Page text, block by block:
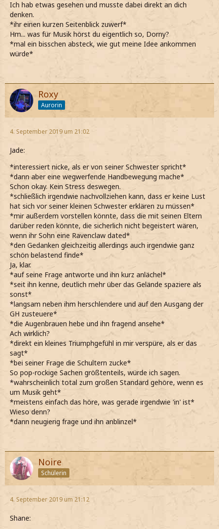
Ich hab etwas gesehen und musste dabei direkt an dich
denken.
*ihr einen kurzen Seitenblick zuwerf*
Hm... was für Musik hörst du eigentlich so, Dorny?
*mal ein bisschen absteck, wie gut meine Idee ankommen
würde*
Roxy
Aurorin
4. September 2019 um 21:02
Jade:
*interessiert nicke, als er von seiner Schwester spricht*
*dann aber eine wegwerfende Handbewegung mache*
Schon okay. Kein Stress deswegen.
*schließlich irgendwie nachvollziehen kann, dass er keine Lust
hat sich vor seiner kleinen Schwester erklären zu müssen*
*mir außerdem vorstellen könnte, dass die mit seinen Eltern
darüber reden könnte, die sicherlich nicht begeistert wären,
wenn ihr Sohn eine Ravenclaw dated*
*den Gedanken gleichzeitig allerdings auch irgendwie ganz
schön belastend finde*
Ja, klar.
*auf seine Frage antworte und ihn kurz anlächel*
*seit ihn kenne, deutlich mehr über das Gelände spaziere als
sonst*
*langsam neben ihm herschlendere und auf den Ausgang der
GH zusteuere*
*die Augenbrauen hebe und ihn fragend ansehe*
Ach wirklich?
*direkt ein kleines Triumphgefühl in mir verspüre, als er das
sagt*
*bei seiner Frage die Schultern zucke*
So pop-rockige Sachen größtenteils, würde ich sagen.
*wahrscheinlich total zum großen Standard gehöre, wenn es
um Musik geht*
*meistens einfach das höre, was gerade irgendwie 'in' ist*
Wieso denn?
*dann neugierig frage und ihn anblinzel*
Noire
Schülerin
4. September 2019 um 21:12
Shane: